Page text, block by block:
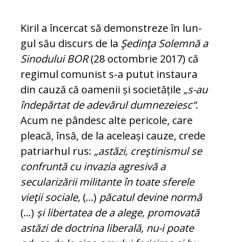
Kiril a încercat să demonstreze în lun­
gul său discurs de la Şedinţa Solemnă a
Sinodului BOR(28 octombrie 2017) că
regimul comunist s-a putut ins­ta­u­ra
din cauză că oamenii și societățile „s-au
îndepărtat de adevărul dum­nezeiesc“.
Acum ne pândesc alte peri­cole, care
pleacă, însă, de la aceleași cauze, crede
patriarhul rus: „astăzi, creştinismul se
confruntă cu invazia agresivă a
secularizării militante în toate sferele
vieţii sociale, (...) pă­ca­tul devine normă
(...) și libertatea de a alege, promovată
astăzi de doc­trina liberală, nu-i poate